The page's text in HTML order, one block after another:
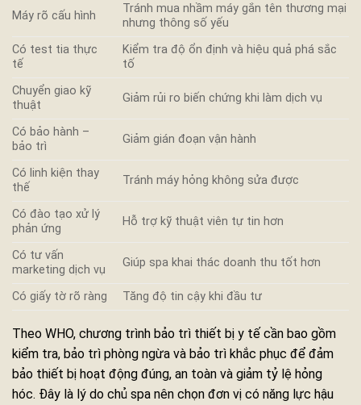
Máy rõ cấu hình
Tránh mua nhầm máy gắn tên thương mại
nhưng thông số yếu
Có test tia thực
tế
Kiểm tra độ ổn định và hiệu quả phá sắc
tố
Chuyển giao kỹ
thuật
Giảm rủi ro biến chứng khi làm dịch vụ
Có bảo hành –
bảo trì
Giảm gián đoạn vận hành
Có linh kiện thay
thế
Tránh máy hỏng không sửa được
Có đào tạo xử lý
phản ứng
Hỗ trợ kỹ thuật viên tự tin hơn
Có tư vấn
marketing dịch vụ
Giúp spa khai thác doanh thu tốt hơn
Có giấy tờ rõ ràng Tăng độ tin cậy khi đầu tư
Theo WHO, chương trình bảo trì thiết bị y tế cần bao gồm
kiểm tra, bảo trì phòng ngừa và bảo trì khắc phục để đảm
bảo thiết bị hoạt động đúng, an toàn và giảm tỷ lệ hỏng
hóc. Đây là lý do chủ spa nên chọn đơn vị có năng lực hậu